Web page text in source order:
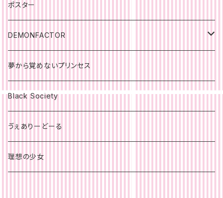
ポスター
DEMONFACTOR
ポスター
夢から覚めないプリンセス
Black Society
ゔぇありーどーる
理想の少女